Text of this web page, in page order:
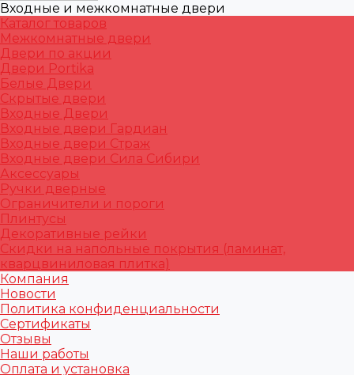
Входные и межкомнатные двери
Каталог товаров
Межкомнатные двери
Двери по акции
Двери Portika
Белые Двери
Скрытые двери
Входные Двери
Входные двери Гардиан
Входные двери Страж
Входные двери Сила Сибири
Аксессуары
Ручки дверные
Ограничители и пороги
Плинтусы
Декоративные рейки
Скидки на напольные покрытия (ламинат,
кварцвиниловая плитка)
Компания
Новости
Политика конфиденциальности
Сертификаты
Отзывы
Наши работы
Оплата и установка